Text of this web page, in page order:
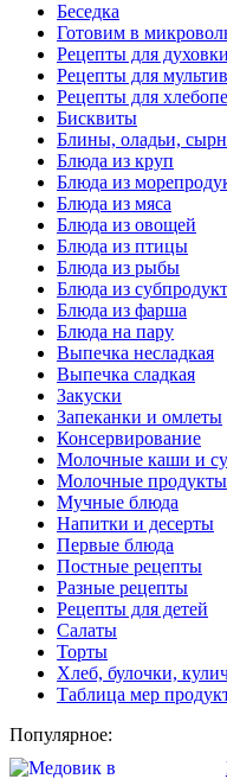
Беседка
Готовим в
Рецепты для духовки
Рецепты для
Рецепты для
Бисквиты
Блины, оладьи,
Блюда из круп
Блюда из
Блюда из мяса
Блюда из овощей
Блюда из птицы
Блюда из рыбы
Блюда из
Блюда из фарша
Блюда на пару
Выпечка несладкая
Выпечка сладкая
Закуски
Запеканки и омлеты
Консервирование
Молочные каши и
Молочные продукты
Мучные блюда
Напитки и десерты
Первые блюда
Постные рецепты
Разные рецепты
Рецепты для детей
Салаты
Торты
Хлеб, булочки,
Таблица мер
Популярное: